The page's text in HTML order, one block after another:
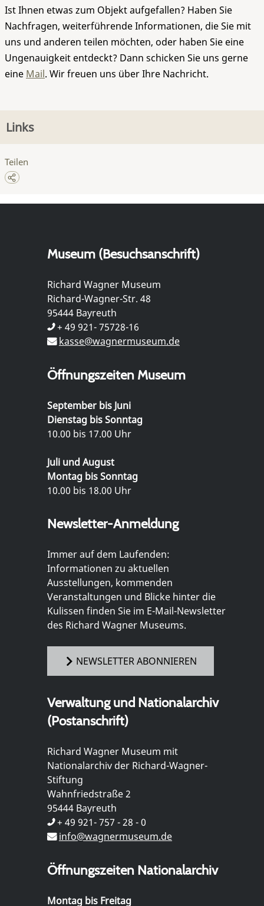
Ist Ihnen etwas zum Objekt aufgefallen? Haben Sie
Nachfragen, weiterführende Informationen, die Sie mit
uns und anderen teilen möchten, oder haben Sie eine
Ungenauigkeit entdeckt? Dann schicken Sie uns gerne
eine Mail. Wir freuen uns über Ihre Nachricht.
Links
Teilen
Museum (Besuchsanschrift)
Richard Wagner Museum
Richard-Wagner-Str. 48
95444 Bayreuth
+ 49 921- 75728-16
kasse@wagnermuseum.de
Öffnungszeiten Museum
September bis Juni
Dienstag bis Sonntag
10.00 bis 17.00 Uhr
Juli und August
Montag bis Sonntag
10.00 bis 18.00 Uhr
Newsletter-Anmeldung
Immer auf dem Laufenden:
Informationen zu aktuellen
Ausstellungen, kommenden
Veranstaltungen und Blicke hinter die
Kulissen finden Sie im E-Mail-Newsletter
des Richard Wagner Museums.
NEWSLETTER ABONNIEREN
Verwaltung und Nationalarchiv
(Postanschrift)
Richard Wagner Museum mit
Nationalarchiv der Richard-Wagner-
Stiftung
Wahnfriedstraße 2
95444 Bayreuth
+ 49 921- 757 - 28 - 0
info@wagnermuseum.de
Öffnungszeiten Nationalarchiv
Montag bis Freitag